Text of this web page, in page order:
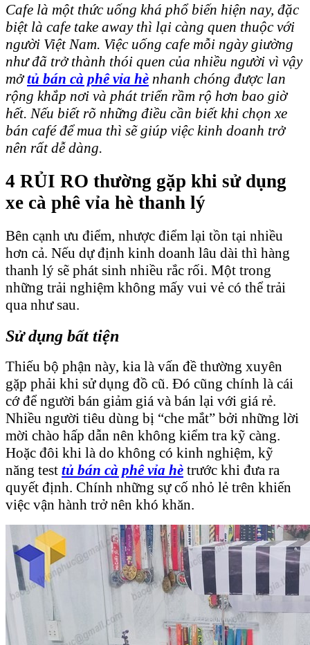
Cafe là một thức uống khá phổ biến hiện nay, đặc
biệt là cafe take away thì lại càng quen thuộc với
người Việt Nam. Việc uống cafe mỗi ngày giường
như đã trở thành thói quen của nhiều người vì vậy
mởtủ bán cà phê vỉa hè nhanh chóng được lan
rộng khắp nơi và phát triển rầm rộ hơn bao giờ
hết. Nếu biết rõ những điều cần biết khi chọn xe
bán café để mua thì sẽ giúp việc kinh doanh trở
nên rất dễ dàng.
4 RỦI RO thường gặp khi sử dụng
xe cà phê vỉa hè thanh lý
Bên cạnh ưu điểm, nhược điểm lại tồn tại nhiều
hơn cả. Nếu dự định kinh doanh lâu dài thì hàng
thanh lý sẽ phát sinh nhiều rắc rối. Một trong
những trải nghiệm không mấy vui vẻ có thể trải
qua như sau.
Sử dụng bất tiện
Thiếu bộ phận này, kia là vấn đề thường xuyên
gặp phải khi sử dụng đồ cũ. Đó cũng chính là cái
cớ để người bán giảm giá và bán lại với giá rẻ.
Nhiều người tiêu dùng bị “che mắt” bởi những lời
mời chào hấp dẫn nên không kiểm tra kỹ càng.
Hoặc đôi khi là do không có kinh nghiệm, kỹ
năng test tủ bán cà phê vỉa hè trước khi đưa ra
quyết định. Chính những sự cố nhỏ lẻ trên khiến
việc vận hành trở nên khó khăn.